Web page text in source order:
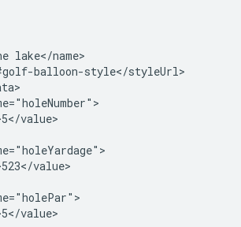
lake</name>
balloon-style</styleUrl>
value>
value>
value>